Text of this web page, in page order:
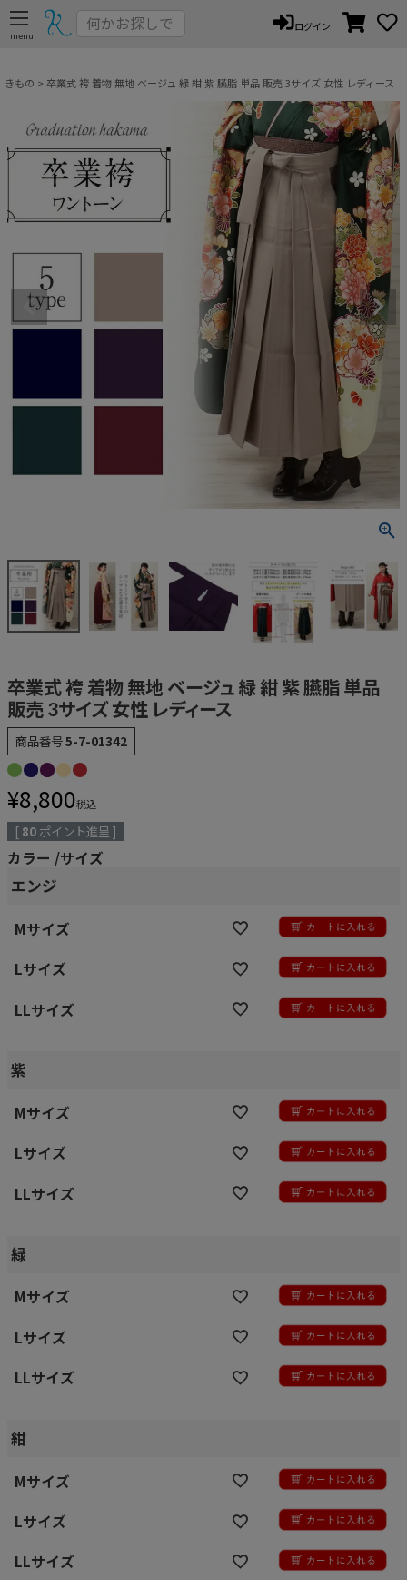
ログイン
きもの 卒業式 袴 着物 無地 ベージュ 緑 紺 紫 臙脂 単品 販売 3サイズ 女性 レディース
卒業式 袴 着物 無地 ベージュ 緑 紺 紫 臙脂 単品
販売 3サイズ 女性 レディース
商品番号5-7-01342
¥8,800税込
[ 80 ポイント進呈 ]
カラー サイズ
エンジ
Mサイズ
Lサイズ
LLサイズ
紫
Mサイズ
Lサイズ
LLサイズ
緑
Mサイズ
Lサイズ
LLサイズ
紺
Mサイズ
Lサイズ
LLサイズ
ペー
ジト